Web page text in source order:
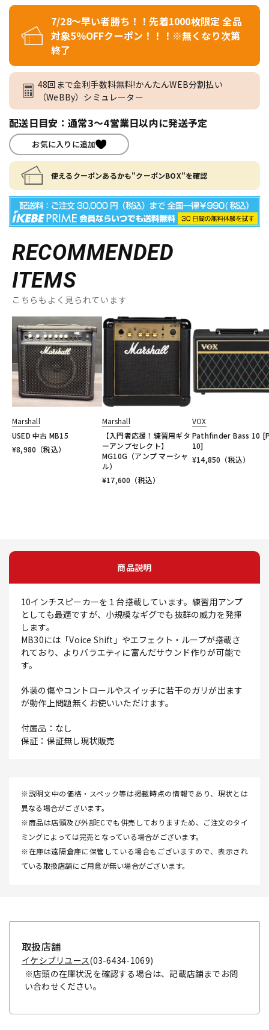
7/28～早い者勝ち！！先着1000枚限定 全品
対象5％OFFクーポン！！！※無くなり次第
終了
48回まで金利手数料無料!かんたんWEB分割払い
（WeBBy）シミュレーター
配送日目安：通常3～4営業日以内に発送予定
お気に入りに追加
使えるクーポンあるかも"クーポンBOX"を確認
RECOMMENDED
ITEMS
こちらもよく見られています
Marshall
USED 中古 MB15
¥8,980 （税込）
Marshall
【入門者応援！練習用ギタ
ーアンプセレクト】
MG10G（アンプ マーシャ
ル）
¥17,600 （税込）
VOX
Pathfinder Bass 10
10]
¥14,850 （税込）
商品説明
10インチスピーカーを１台搭載しています。練習用アンプ
としても最適ですが、小規模なギグでも抜群の威力を発揮
します。
MB30には「Voice Shift」やエフェクト・ループが搭載さ
れており、よりバラエティに富んだサウンド作りが可能で
す。
外装の傷やコントロールやスイッチに若干のガリが出ます
が動作上問題無くお使いいただけます。
付属品：なし
保証：保証無し現状販売
※説明文中の価格・スペック等は掲載時点の情報であり、現状とは
異なる場合がございます。
※商品は店頭及び外部ECでも併売しておりますため、ご注文のタイ
ミングによっては完売となっている場合がございます。
※在庫は遠隔倉庫に保管している場合もございますので、表示され
ている取扱店舗にご用意が無い場合がございます。
取扱店舗
イケシブリユース(03-6434-1069)
※店頭の在庫状況を確認する場合は、記載店舗までお問
い合わせください。